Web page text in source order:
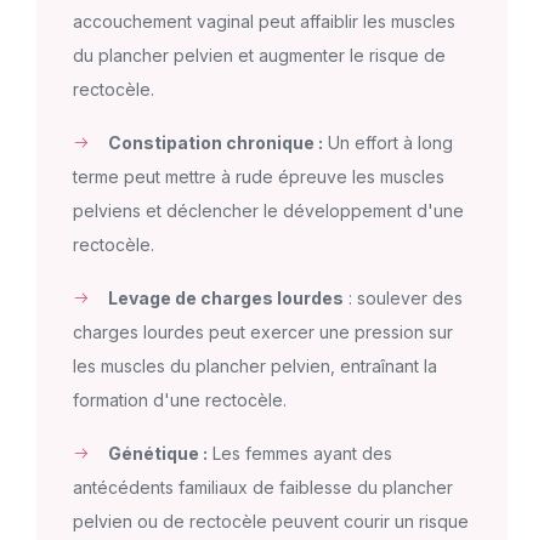
accouchement vaginal peut affaiblir les muscles
du plancher pelvien et augmenter le risque de
rectocèle.
Constipation chronique : Un effort à long
terme peut mettre à rude épreuve les muscles
pelviens et déclencher le développement d'une
rectocèle.
Levage de charges lourdes : soulever des
charges lourdes peut exercer une pression sur
les muscles du plancher pelvien, entraînant la
formation d'une rectocèle.
Génétique : Les femmes ayant des
antécédents familiaux de faiblesse du plancher
pelvien ou de rectocèle peuvent courir un risque